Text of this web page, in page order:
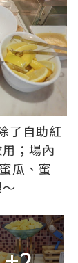
了自助紅
；場內
瓜、蜜